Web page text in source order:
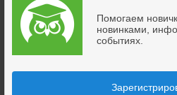
Помогаем
новинками,
событиях.
Так Тимофей выполняет